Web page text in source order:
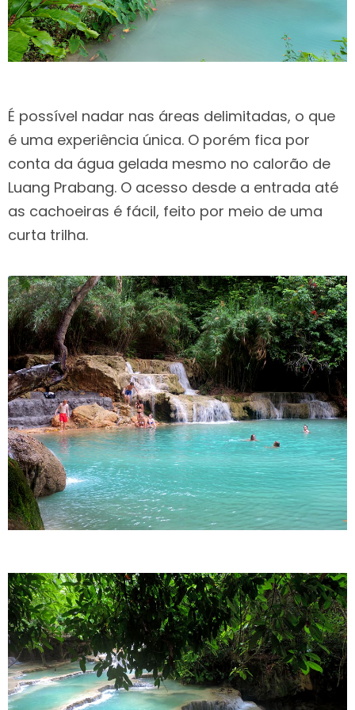
É possível nadar nas áreas delimitadas, o que
é uma experiência única. O porém fica por
conta da água gelada mesmo no calorão de
Luang Prabang. O acesso desde a entrada até
as cachoeiras é fácil, feito por meio de uma
curta trilha.